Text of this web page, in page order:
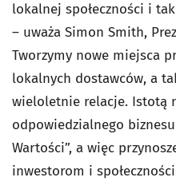
lokalnej społeczności i
– uważa Simon Smith,
Tworzymy nowe miejsca
lokalnych dostawców, a
wieloletnie relacje. Istotą
odpowiedzialnego
Wartości”, a więc
inwestorom i